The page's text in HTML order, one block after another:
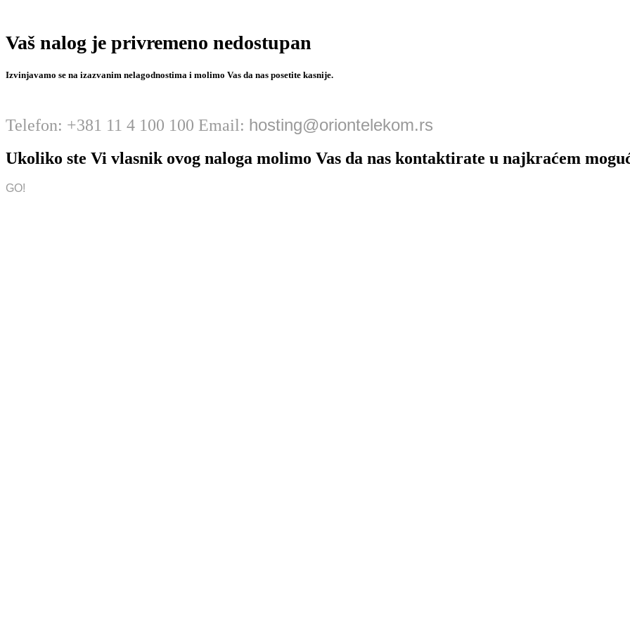
Vaš nalog je privremeno nedostupan
Izvinjavamo se na izazvanim nelagodnostima i molimo Vas da nas posetite kasnije.
Telefon: +381 11 4 100 100 Email: hosting@oriontelekom.rs
Ukoliko ste Vi vlasnik ovog naloga molimo Vas da nas kontaktirate u najkraćem
GO!